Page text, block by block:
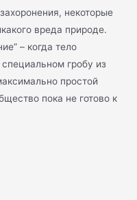
некоторые
вреда природе.
– когда тело
гробу из
простой
пока не готово к